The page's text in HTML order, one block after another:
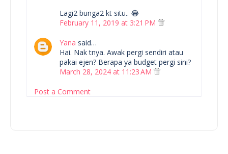
Lagi2 bunga2 kt situ.. 😂
February 11, 2019 at 3:21 PM
Yana said…
Hai. Nak tnya. Awak pergi sendiri atau
pakai ejen? Berapa ya budget pergi sini?
March 28, 2024 at 11:23 AM
Post a Comment